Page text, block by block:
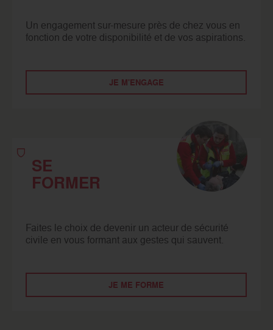
Un engagement sur-mesure près de chez vous en
fonction de votre disponibilité et de vos aspirations.
JE M'ENGAGE
SE
FORMER
Faites le choix de devenir un acteur de sécurité
civile en vous formant aux gestes qui sauvent.
JE ME FORME